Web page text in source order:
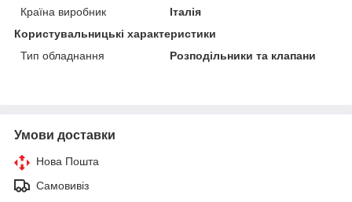
Країна виробник
Італія
Користувальницькі характеристики
Тип обладнання
Розподільники та клапани
Умови доставки
Нова Пошта
Самовивіз